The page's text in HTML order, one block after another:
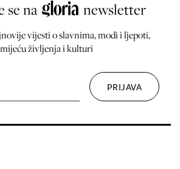
se na newsletter
vijesti o slavnima, modi i ljepoti,
življenja i kulturi